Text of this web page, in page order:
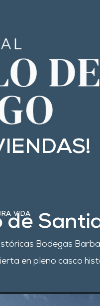
VIDA
de
Bodegas
en pleno casco